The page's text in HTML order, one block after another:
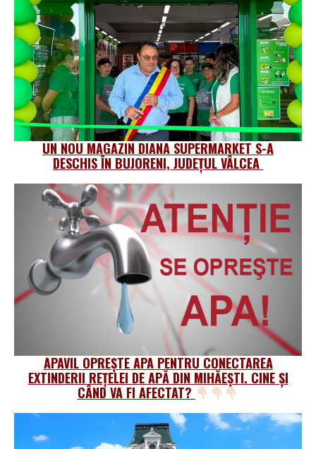
UN NOU MAGAZIN DIANA SUPERMARKET S-A
DESCHIS ÎN BUJORENI, JUDEȚUL VÂLCEA
APAVIL OPREȘTE APA PENTRU CONECTAREA
EXTINDERII REȚELEI DE APĂ DIN MIHĂEȘTI. CINE ȘI
CÂND VA FI AFECTAT?